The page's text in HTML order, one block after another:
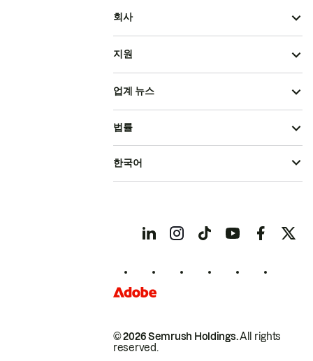
회사
지원
업계 뉴스
© 2026 Semrush Holdings.All rights
reserved.
법률
한국어